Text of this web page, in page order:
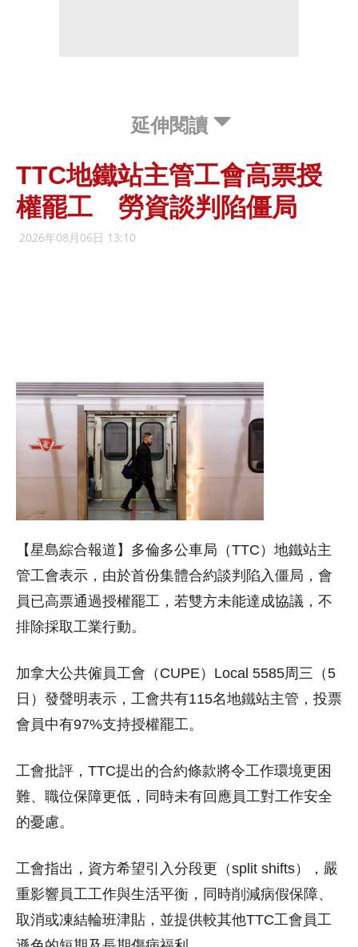
延伸閱讀
TTC地鐵站主管工會高票授
權罷工 勞資談判陷僵局
2026年08月06日 13:10
【星島綜合報道】多倫多公車局（TTC）地鐵站主
管工會表示，由於首份集體合約談判陷入僵局，會
員已高票通過授權罷工，若雙方未能達成協議，不
排除採取工業行動。
加拿大公共僱員工會（CUPE）Local 5585周三（5
日）發聲明表示，工會共有115名地鐵站主管，投票
會員中有97%支持授權罷工。
工會批評，TTC提出的合約條款將令工作環境更困
難、職位保障更低，同時未有回應員工對工作安全
的憂慮。
工會指出，資方希望引入分段更（split shifts），嚴
重影響員工工作與生活平衡，同時削減病假保障、
取消或凍結輪班津貼，並提供較其他TTC工會員工